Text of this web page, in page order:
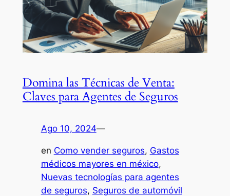
Domina las Técnicas de Venta:
Claves para Agentes de Seguros
Ago 10, 2024—
en Como vender seguros, Gastos
médicos mayores en méxico
Nuevas tecnologías para agentes
de seguros, Seguros de automóvil